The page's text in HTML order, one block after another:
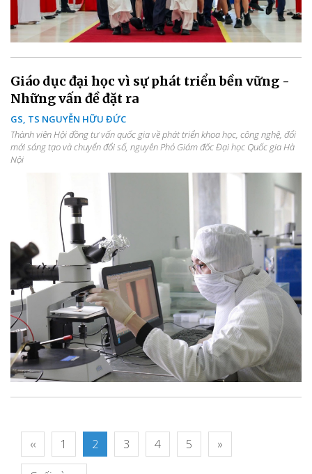
Giáo dục đại học vì sự phát triển bền vững -
Những vấn đề đặt ra
GS, TS NGUYỄN HỮU ĐỨC
Thành viên Hội đồng tư vấn quốc gia về phát triển khoa học, công nghệ, đổi
mới sáng tạo và chuyển đổi số, nguyên Phó Giám đốc Đại học Quốc gia Hà
Nội
‹‹ 1 2 3 4 5 »